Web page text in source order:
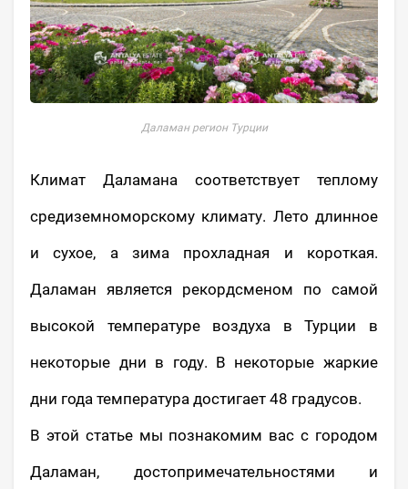
Даламан регион Турции
Климат Даламана соответствует теплому
средиземноморскому климату. Лето длинное
и сухое, а зима прохладная и короткая.
Даламан является рекордсменом по самой
высокой температуре воздуха в Турции в
некоторые дни в году. В некоторые жаркие
дни года температура достигает 48 градусов.
В этой статье мы познакомим вас с городом
Даламан, достопримечательностями и